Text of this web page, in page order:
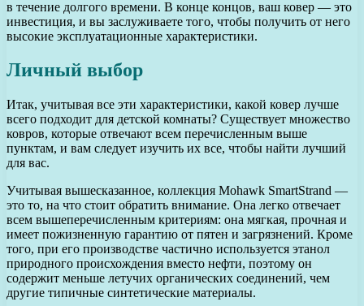
в течение долгого времени. В конце концов, ваш ковер — это
инвестиция, и вы заслуживаете того, чтобы получить от него
высокие эксплуатационные характеристики.
Личный выбор
Итак, учитывая все эти характеристики, какой ковер лучше
всего подходит для детской комнаты? Существует множество
ковров, которые отвечают всем перечисленным выше
пунктам, и вам следует изучить их все, чтобы найти лучший
для вас.
Учитывая вышесказанное, коллекция Mohawk SmartStrand —
это то, на что стоит обратить внимание. Она легко отвечает
всем вышеперечисленным критериям: она мягкая, прочная и
имеет пожизненную гарантию от пятен и загрязнений. Кроме
того, при его производстве частично используется этанол
природного происхождения вместо нефти, поэтому он
содержит меньше летучих органических соединений, чем
другие типичные синтетические материалы.